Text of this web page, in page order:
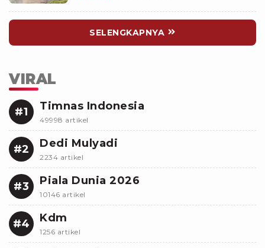
SELENGKAPNYA
VIRAL
#1 Timnas Indonesia
49998 artikel
#2 Dedi Mulyadi
2234 artikel
#3 Piala Dunia 2026
10146 artikel
#4 Kdm
1256 artikel